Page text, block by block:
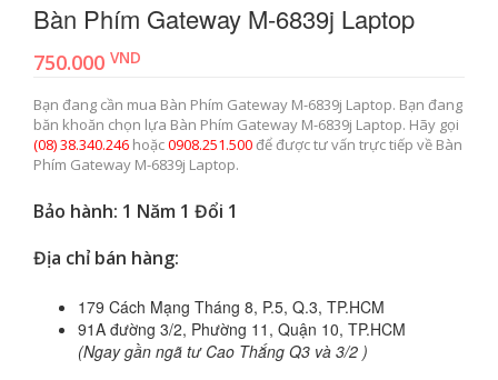
Bàn Phím Gateway M-6839j Laptop
750.000 VND
Bạn đang cần mua Bàn Phím Gateway M-6839j Laptop. Bạn đang
băn khoăn chọn lựa Bàn Phím Gateway M-6839j Laptop. Hãy gọi
(08) 38.340.246 hoặc0908.251.500để được tư vấn trực tiếp về Bàn
Phím Gateway M-6839j Laptop.
Bảo hành: 1 Năm 1 Đổi 1
Địa chỉ bán hàng:
179 Cách Mạng Tháng 8, P.5, Q.3, TP.HCM
91A đường 3/2, Phường 11, Quận 10, TP.HCM
(Ngay gần ngã tư Cao Thắng Q3 và 3/2 )